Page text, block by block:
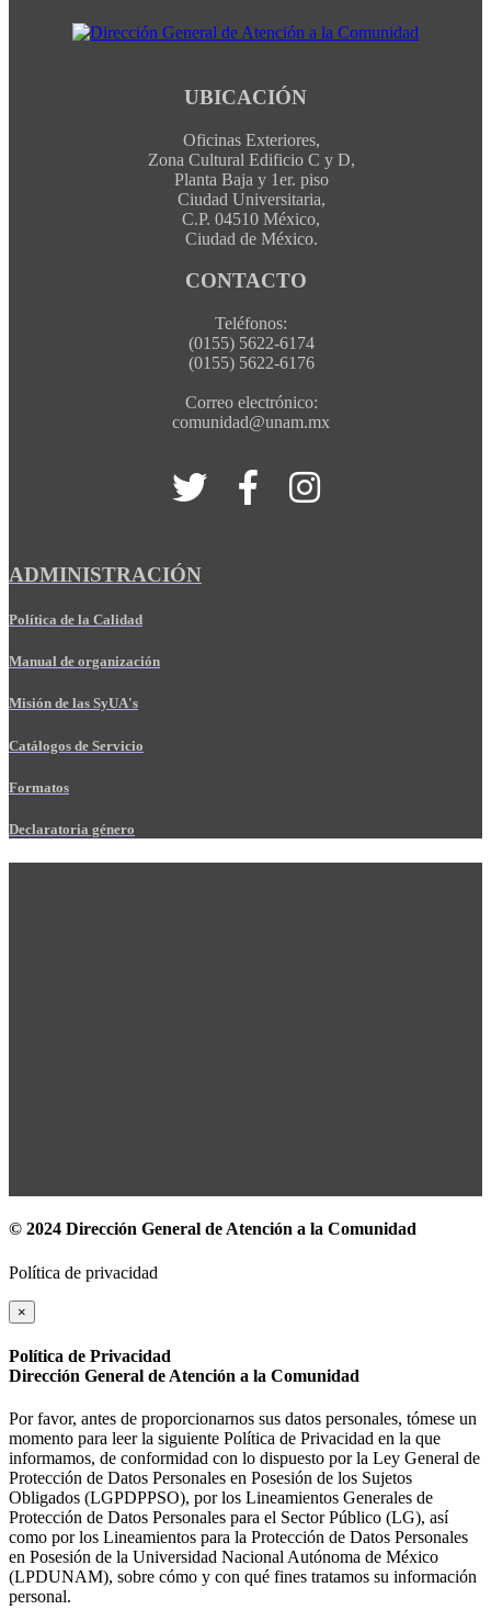
UBICACIÓN
Oficinas Exteriores,
Zona Cultural Edificio C y D,
Planta Baja y 1er. piso
Ciudad Universitaria,
C.P. 04510 México,
Ciudad de México.
CONTACTO
Teléfonos:
(0155) 5622-6174
(0155) 5622-6176
Correo electrónico:
comunidad@unam.mx
ADMINISTRACIÓN
Política de la Calidad
Manual de organización
Misión de las SyUA's
Catálogos de Servicio
Formatos
Declaratoria género
© 2024 Dirección General de Atención a la Comunidad
Política de privacidad
×
Política de Privacidad
Dirección General de Atención a la Comunidad
Por favor, antes de proporcionarnos sus datos personales, tómese un
momento para leer la siguiente Política de Privacidad en la que
informamos, de conformidad con lo dispuesto por la Ley General de
Protección de Datos Personales en Posesión de los Sujetos
Obligados (LGPDPPSO), por los Lineamientos Generales de
Protección de Datos Personales para el Sector Público (LG), así
como por los Lineamientos para la Protección de Datos Personales
en Posesión de la Universidad Nacional Autónoma de México
(LPDUNAM), sobre cómo y con qué fines tratamos su información
personal.